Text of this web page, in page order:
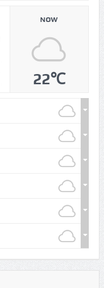
NOW
22℃